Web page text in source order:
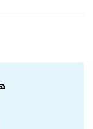
that,and send
Things (IoT)"
Internet of